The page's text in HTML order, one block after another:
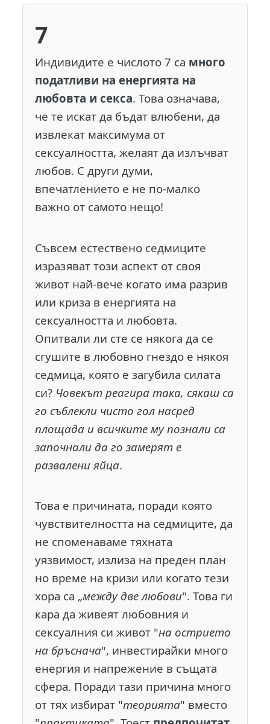
7
Индивидите е числото 7 са много
податливи на енергията на
любовта и секса. Това означава,
че те искат да бъдат влюбени, да
извлекат максимума от
сексуалността, желаят да излъчват
любов. С други думи,
впечатлението е не по-малко
важно от самото нещо!
Съвсем естествено седмиците
изразяват този аспект от своя
живот най-вече когато има разрив
или криза в енергията на
сексуалността и любовта.
Опитвали ли сте се някога да се
сгушите в любовно гнездо е някоя
седмица, която е загубила силата
си? Човекът реагира така, сякаш са
го съблекли чисто гол насред
площада и всичките му познали са
започнали да го замерят е
развалени яйца.
Това е причината, поради която
чувствителността на седмиците, да
не споменаваме тяхната
уязвимост, излиза на преден план
но време на кризи или когато тези
хора са „между две любови". Това ги
кара да живеят любовния и
сексуалния си живот "на острието
на бръснача", инвестирайки много
енергия и напрежение в същата
сфера. Поради тази причина много
от тях избират "теорията" вместо